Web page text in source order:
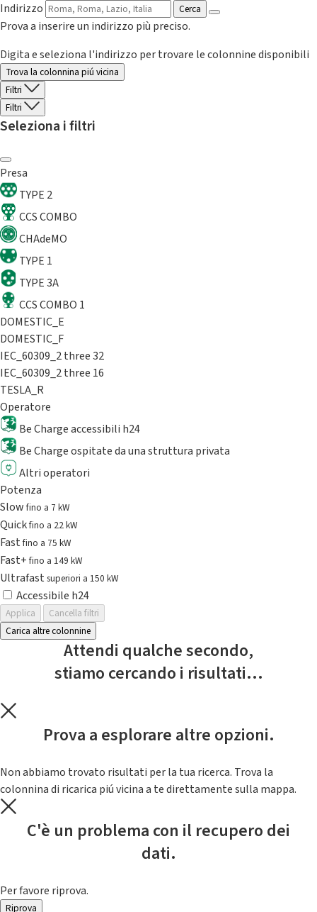
Indirizzo
Cerca
Prova a inserire un indirizzo più preciso.
Digita e seleziona l'indirizzo per trovare le colonnine disponibili
Trova la colonnina piú vicina
Filtri
Filtri
Seleziona i filtri
Presa
TYPE 2
CCS COMBO
CHAdeMO
TYPE 1
TYPE 3A
CCS COMBO 1
DOMESTIC_E
DOMESTIC_F
IEC_60309_2 three 32
IEC_60309_2 three 16
TESLA_R
Operatore
Be Charge accessibili h24
Be Charge ospitate da una struttura privata
Altri operatori
Potenza
Slowfino a 7 kW
Quickfino a 22 kW
Fastfino a 75 kW
Fast+fino a 149 kW
Ultrafast superiori a 150 kW
Accessibile h24
Applica
Cancella filtri
Carica altre colonnine
Attendi qualche secondo,
stiamo cercando i risultati...
Prova a esplorare altre opzioni.
Non abbiamo trovato risultati per la tua ricerca. Trova la
colonnina di ricarica piú vicina a te direttamente sulla mappa.
C'è un problema con il recupero dei
dati.
Per favore riprova.
Riprova